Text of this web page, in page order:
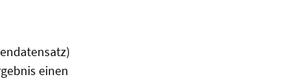
einen